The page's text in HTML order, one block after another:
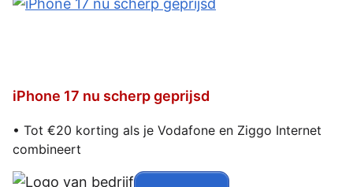
iPhone 17 nu scherp geprijsd
• Tot €20 korting als je Vodafone en Ziggo Internet
combineert